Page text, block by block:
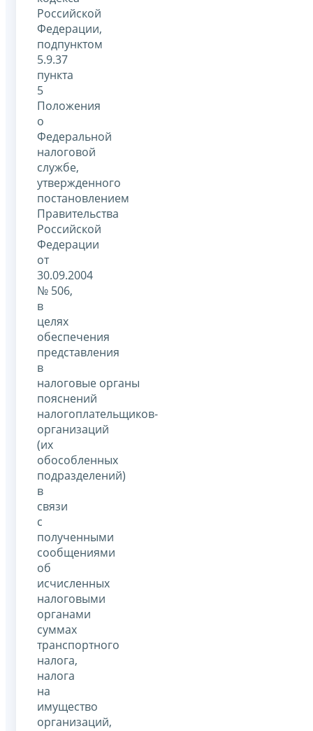
Российской
Федерации,
подпунктом
5.9.37
пункта
5
Положения
о
Федеральной
налоговой
службе,
утвержденного
постановлением
Правительства
Российской
Федерации
от
30.09.2004
№ 506,
в
целях
обеспечения
представления
в
налоговые органы
пояснений
налогоплательщиков-
организаций
(их
обособленных
подразделений)
в
связи
с
полученными
сообщениями
об
исчисленных
налоговыми
органами
суммах
транспортного
налога,
налога
на
имущество
организаций,